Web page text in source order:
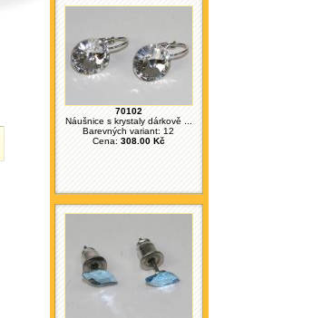
70102
Náušnice s krystaly dárkově ...
Barevných variant: 12
Cena: 308.00 Kč